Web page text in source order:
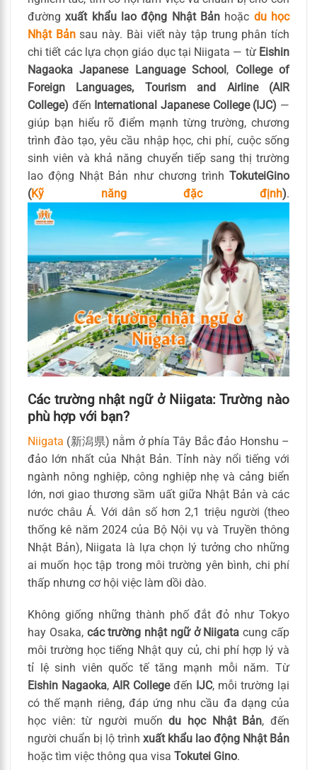
đườngxuất khẩu lao động Nhật Bản hoặc du học
Nhật Bảnsau này. Bài viết này tập trung phân tích
chi tiết các lựa chọn giáo dục tại Niigata — từ Eishin
Nagaoka Japanese Language School, College of
Foreign Languages, Tourism and Airline (AIR
College) đến International Japanese College (IJC) —
giúp bạn hiểu rõ điểm mạnh từng trường, chương
trình đào tạo, yêu cầu nhập học, chi phí, cuộc sống
sinh viên và khả năng chuyển tiếp sang thị trường
lao động Nhật Bản như chương trình TokuteiGino
(Kỹ năng đặc định).
Các trường nhật ngữ ở Niigata: Trường nào
phù hợp với bạn?
Niigata (新潟県) nằm ở phía Tây Bắc đảo Honshu –
đảo lớn nhất của Nhật Bản. Tỉnh này nổi tiếng với
ngành nông nghiệp, công nghiệp nhẹ và cảng biển
lớn, nơi giao thương sầm uất giữa Nhật Bản và các
nước châu Á. Với dân số hơn 2,1 triệu người (theo
thống kê năm 2024 của Bộ Nội vụ và Truyền thông
Nhật Bản), Niigata là lựa chọn lý tưởng cho những
ai muốn học tập trong môi trường yên bình, chi phí
thấp nhưng cơ hội việc làm dồi dào.
Không giống những thành phố đắt đỏ như Tokyo
hay Osaka, các trường nhật ngữ ở Niigata cung cấp
môi trường học tiếng Nhật quy củ, chi phí hợp lý và
tỉ lệ sinh viên quốc tế tăng mạnh mỗi năm. Từ
Eishin Nagaoka, AIR Collegeđến IJC, mỗi trường lại
có thế mạnh riêng, đáp ứng nhu cầu đa dạng của
học viên: từ người muốndu học Nhật Bản, đến
người chuẩn bị lộ trình xuất khẩu lao động Nhật Bản
hoặc tìm việc thông qua visa Tokutei Gino.